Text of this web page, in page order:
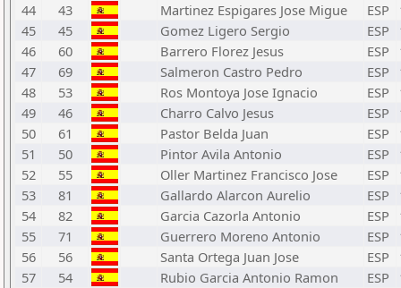
44
43 Martinez Espigares Jose Migue ESP
45
45 Gomez Ligero Sergio ESP
46
60 Barrero Florez Jesus ESP
47
69 Salmeron Castro Pedro ESP
48
53 Ros Montoya Jose Ignacio ESP
49
46 Charro Calvo Jesus ESP
50
61 Pastor Belda Juan ESP
51
50 Pintor Avila Antonio ESP
52
55 Oller Martinez Francisco Jose ESP
53
81 Gallardo Alarcon Aurelio ESP
54
82 Garcia Cazorla Antonio ESP
55
71 Guerrero Moreno Antonio ESP
56
56 Santa Ortega Juan Jose ESP
57
54 Rubio Garcia Antonio Ramon ESP